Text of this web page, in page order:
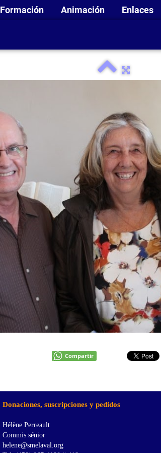
Formación Animación Enlaces
Compartir
Donaciones, suscripciones y pedidos
Hélène Perreault
Commis sénior
helene@smelaval.org